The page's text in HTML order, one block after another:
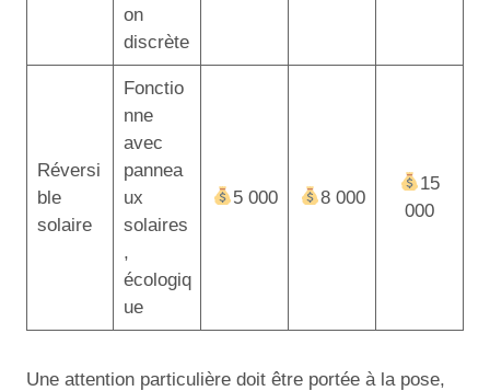
on
discrète
Réversi
ble
solaire
Fonctio
nne
avec
pannea
ux
solaires
,
écologiq
ue
5 000 8 000
15
000
Une attention particulière doit être portée à la pose,